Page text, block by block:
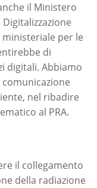
il Ministero
Digitalizzazione
ministeriale per le
di
digitali. Abbiamo
nel ribadire
al PRA.
il collegamento
della radiazione